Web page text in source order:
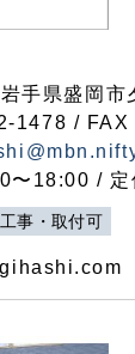
手県盛岡市
1478 /
〜18:00 / 定
工事・取付可